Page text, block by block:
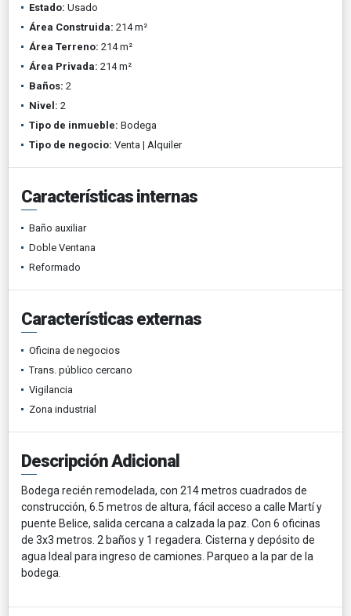
Estado: Usado
Área Construida: 214 m²
Área Terreno: 214 m²
Área Privada: 214 m²
Baños: 2
Nivel: 2
Tipo de inmueble: Bodega
Tipo de negocio: Venta | Alquiler
Características internas
Baño auxiliar
Doble Ventana
Reformado
Características externas
Oficina de negocios
Trans. público cercano
Vigilancia
Zona industrial
Descripción Adicional
Bodega recién remodelada, con 214 metros cuadrados de
construcción, 6.5 metros de altura, fácil acceso a calle Martí y
puente Belice, salida cercana a calzada la paz. Con 6 oficinas
de 3x3 metros. 2 baños y 1 regadera. Cisterna y depósito de
agua Ideal para ingreso de camiones. Parqueo a la par de la
bodega.